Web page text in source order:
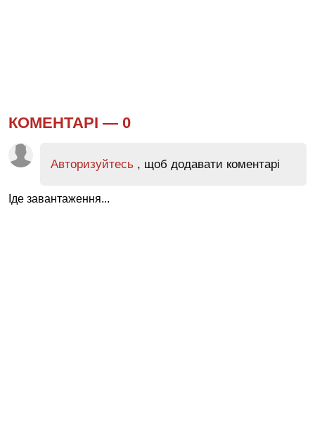
КОМЕНТАРІ — 0
Авторизуйтесь , щоб додавати коментарі
Іде завантаження...